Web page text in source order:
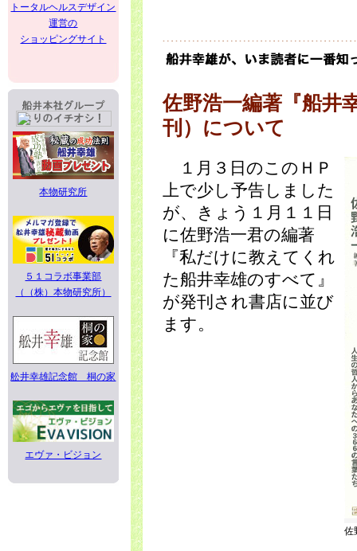
トータルヘルスデザイン
運営の
ショッピングサイト
本物研究所
５１コラボ事業部
（（株）本物研究所）
舩井幸雄記念館 桐の家
エヴァ・ビジョン
佐野浩一編著『船井
刊）について
佐
１月３日のこのＨＰ
上で少し予告しました
が、きょう１月１１日
に佐野浩一君の編著
『私だけに教えてくれ
た船井幸雄のすべて』
が発刊され書店に並び
ます。